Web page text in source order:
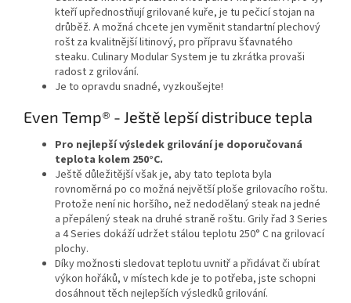
kteří upřednostňují grilované kuře, je tu pečicí stojan na
drůběž. A možná chcete jen vyměnit standartní plechový
rošt za kvalitnější litinový, pro přípravu šťavnatého
steaku. Culinary Modular System je tu zkrátka provaši
radost z grilování.
Je to opravdu snadné, vyzkoušejte!
Even Temp® - Ještě lepší distribuce tepla
Pro nejlepší výsledek grilování je doporučovaná
teplota kolem 250°C.
Ještě důležitější však je, aby tato teplota byla
rovnoměrná po co možná největší ploše grilovacího roštu.
Protože není nic horšího, než nedodělaný steak na jedné
a přepálený steak na druhé straně roštu. Grily řad 3 Series
a 4 Series dokáží udržet stálou teplotu 250° C na grilovací
plochy.
Díky možnosti sledovat teplotu uvnitř a přidávat či ubírat
výkon hořáků, v místech kde je to potřeba, jste schopni
dosáhnout těch nejlepších výsledků grilování.